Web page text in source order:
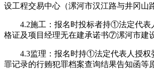
设工程交易中心（漯河市汉江路与井冈山
4.2施工：报名时投标者持①法定代表
格证及项目经理无在建承诺书⑦漯河市建
4.3监理：报名时持①法定代表人授权
罪记录的行贿犯罪档案查询结果告知函等